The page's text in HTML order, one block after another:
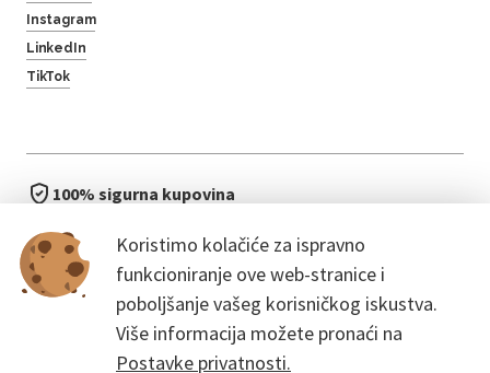
Koristimo kolačiće za ispravno
funkcioniranje ove web-stranice i
poboljšanje vašeg korisničkog iskustva.
Više informacija možete pronaći na
Postavke privatnosti.
Instagram
LinkedIn
TikTok
100% sigurna kupovina
bez čekanja u redu